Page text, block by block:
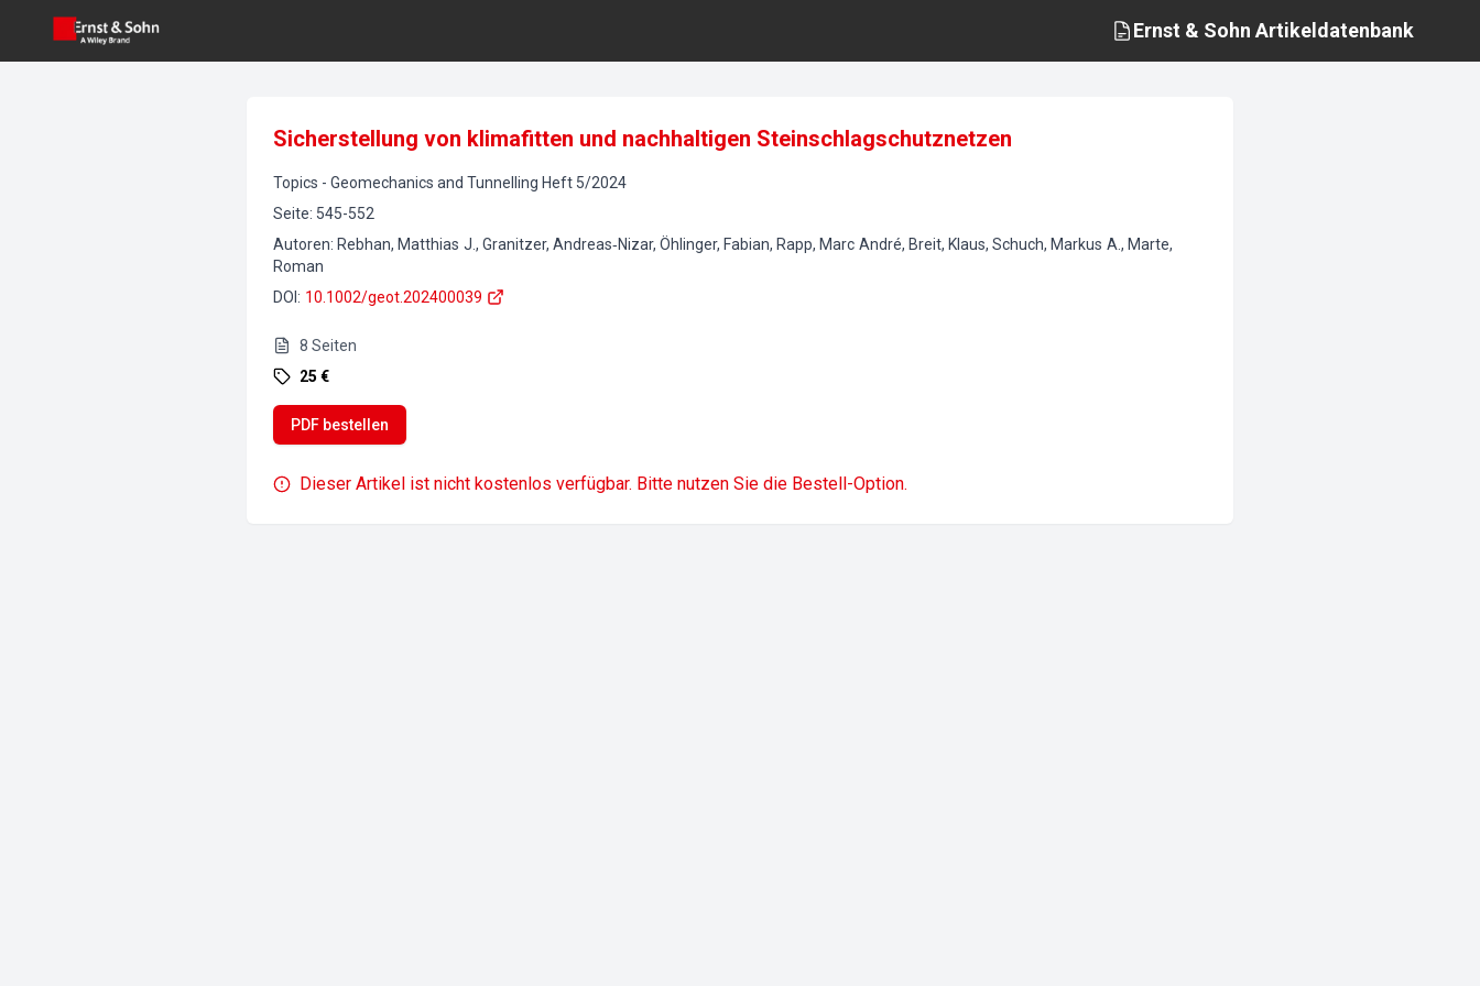
Ernst & Sohn Artikeldatenbank
Sicherstellung von klimafitten und nachhaltigen Steinschlagschutznetzen
Topics - Geomechanics and Tunnelling Heft 5/2024
Seite: 545-552
Autoren: Rebhan, Matthias J., Granitzer, Andreas‐Nizar, Öhlinger, Fabian, Rapp, Marc André, Breit, Klaus, Schuch, Markus A., Marte,
Roman
DOI : 10.1002/geot.202400039
8 Seiten
25 €
PDF bestellen
Dieser Artikel ist nicht kostenlos verfügbar. Bitte nutzen Sie die Bestell-Option.